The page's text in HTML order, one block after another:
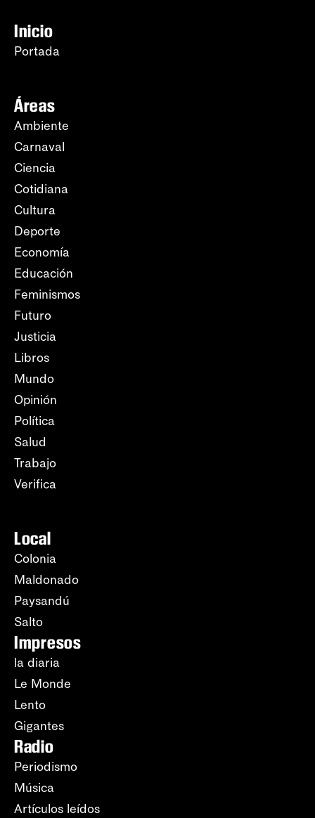
Inicio
Portada
Áreas
Ambiente
Carnaval
Ciencia
Cotidiana
Cultura
Deporte
Economía
Educación
Feminismos
Futuro
Justicia
Libros
Mundo
Opinión
Política
Salud
Trabajo
Verifica
Local
Colonia
Maldonado
Paysandú
Salto
Impresos
la diaria
Le Monde
Lento
Gigantes
Radio
Periodismo
Música
Artículos leídos